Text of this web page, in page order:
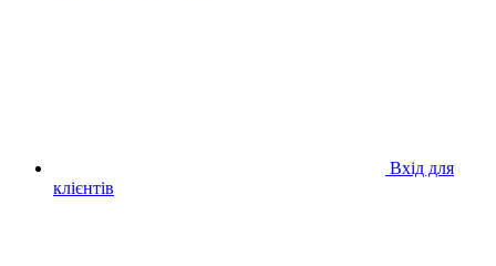
Вхід для
клієнтів